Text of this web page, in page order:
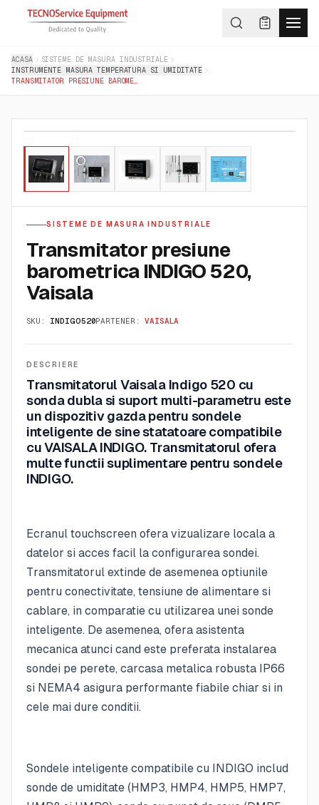
ACASA
SISTEME DE MASURA INDUSTRIALE
INSTRUMENTE MASURA TEMPERATURA SI UMIDITATE
SISTEME DE MASURA INDUSTRIALE
Transmitator presiune
barometrica INDIGO 520,
Vaisala
SKU: INDIGO520PARTENER: VAISALA
DESCRIERE
Transmitatorul Vaisala Indigo 520 cu
sonda dubla si suport multi-parametru este
un dispozitiv gazda pentru sondele
inteligente de sine statatoare compatibile
cu VAISALA INDIGO. Transmitatorul ofera
multe functii suplimentare pentru sondele
INDIGO.
Ecranul touchscreen ofera vizualizare locala a
datelor si acces facil la configurarea sondei.
Transmitatorul extinde de asemenea optiunile
pentru conectivitate, tensiune de alimentare si
cablare, in comparatie cu utilizarea unei sonde
inteligente. De asemenea, ofera asistenta
mecanica atunci cand este preferata instalarea
sondei pe perete, carcasa metalica robusta IP66
si NEMA4 asigura performante fiabile chiar si in
cele mai dure conditii.
Sondele inteligente compatibile cu INDIGO includ
sonde de umiditate (HMP3, HMP4, HMP5, HMP7,